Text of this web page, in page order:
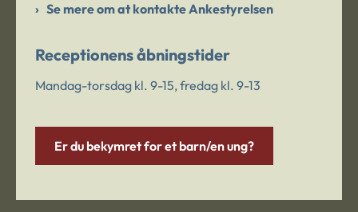
Se mere om at kontakte Ankestyrelsen
Receptionens åbningstider
Mandag-torsdag kl. 9-15, fredag kl. 9-13
Er du bekymret for et barn/en ung?